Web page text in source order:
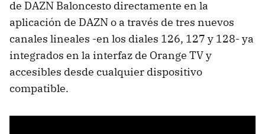
de DAZN Baloncesto directamente en la
aplicación de DAZN o a través de tres nuevos
canales lineales -en los diales 126, 127 y 128- ya
integrados en la interfaz de Orange TV y
accesibles desde cualquier dispositivo
compatible.